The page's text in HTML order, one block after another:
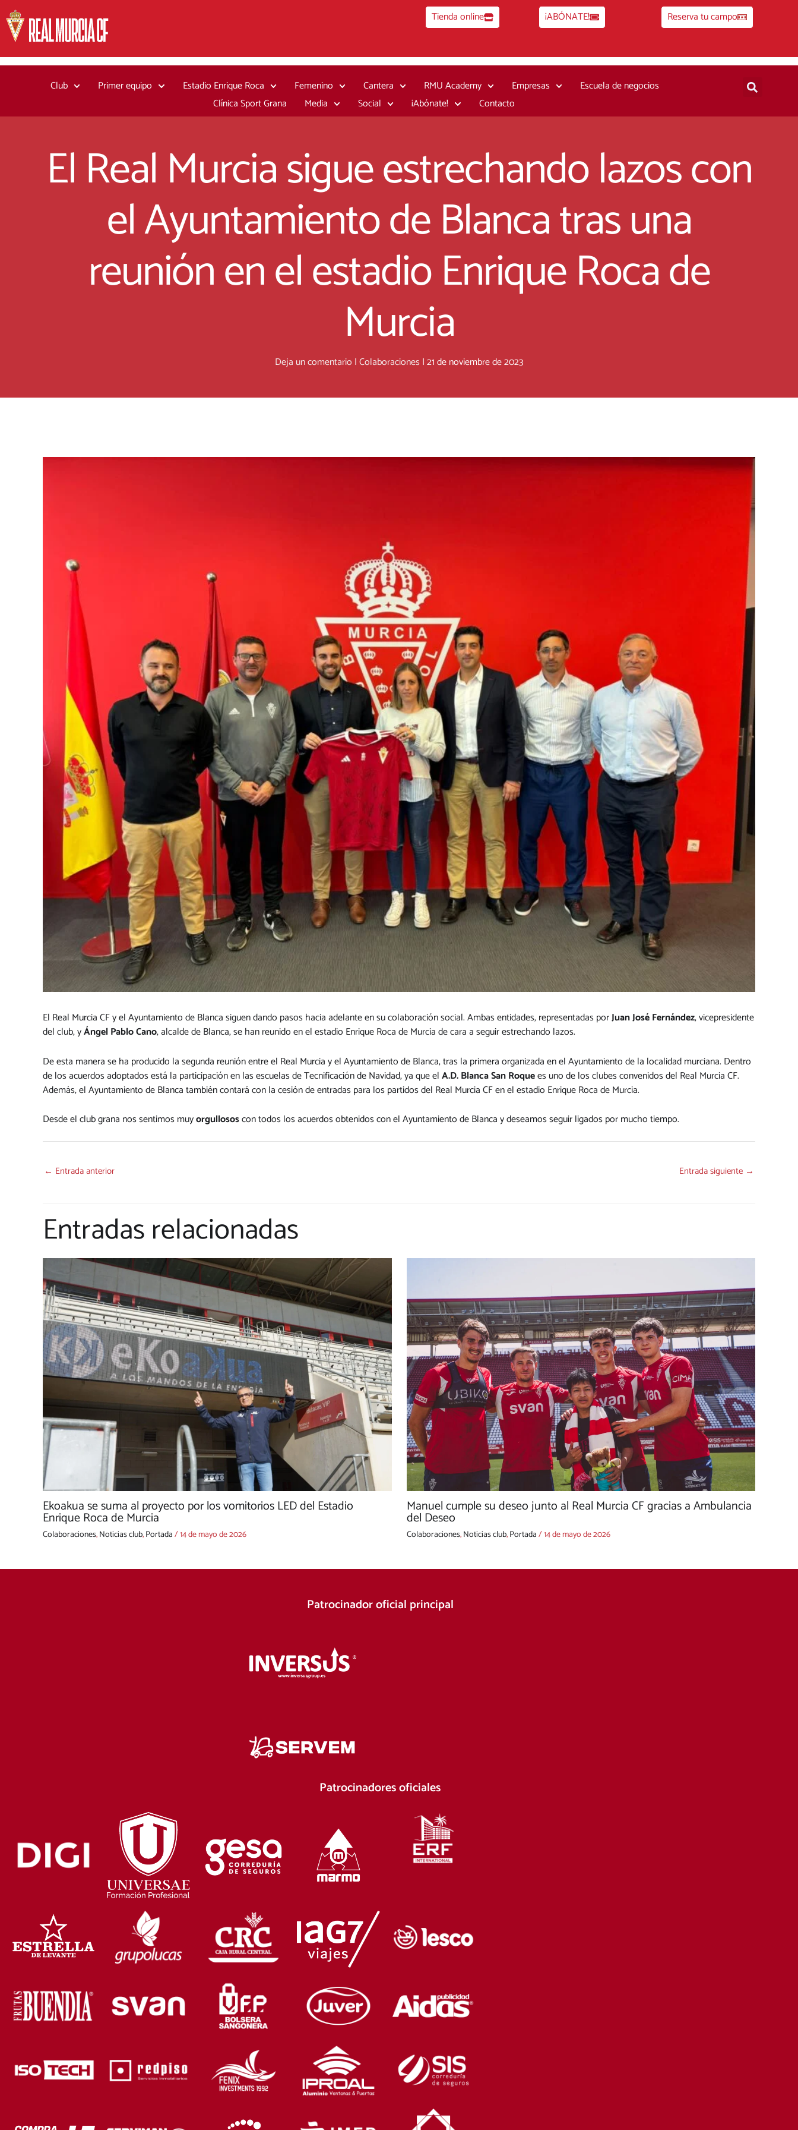
al
contenido
Tienda online ¡ABÓNATE! Reserva tu campo
Club Primer equipo Estadio Enrique Roca Femenino Cantera RMU Academy Empresas
Escuela de negocios
Clínica Sport Grana
Media Social ¡Abónate! Contacto
El Real Murcia sigue estrechando lazos con
el Ayuntamiento de Blanca tras una
reunión en el estadio Enrique Roca de
Murcia
Deja un comentario |Colaboraciones |21 de noviembre de 2023
El Real Murcia CF y el Ayuntamiento de Blanca siguen dando pasos hacia adelante en su colaboración social. Ambas entidades, representadas porJuan José Fernández, vicepresidente
del club, yÁngel Pablo Cano, alcalde de Blanca, se han reunido en el estadio Enrique Roca de Murcia de cara a seguir estrechando lazos.
De esta manera se ha producido la segunda reunión entre el Real Murcia y el Ayuntamiento de Blanca, tras la primera organizada en el Ayuntamiento de la localidad murciana. Dentro
de los acuerdos adoptados está la participación en las escuelas de Tecnificación de Navidad, ya que elA.D. Blanca San Roquees uno de los clubes convenidos del Real Murcia CF.
Además, el Ayuntamiento de Blanca también contará con la cesión de entradas para los partidos del Real Murcia CF en el estadio Enrique Roca de Murcia.
Desde el club grana nos sentimos muyorgullososcon todos los acuerdos obtenidos con el Ayuntamiento de Blanca y deseamos seguir ligados por mucho tiempo.
← Entrada anterior Entrada siguiente →
Entradas relacionadas
Ekoakua se suma al proyecto por los vomitorios LED del Estadio
Enrique Roca de Murcia
Colaboraciones,Noticias club,Portada/14 de mayo de 2026
Manuel cumple su deseo junto al Real Murcia CF gracias a Ambulancia
del Deseo
Colaboraciones,Noticias club,Portada/14 de mayo de 2026
Patrocinador oficial principal
Patrocinadores oficiales